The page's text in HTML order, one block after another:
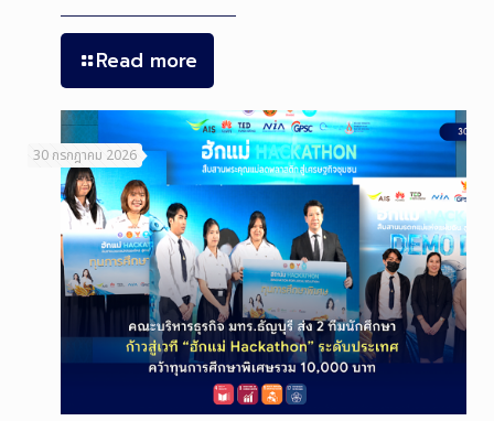
Read more
30 กรกฎาคม 2026